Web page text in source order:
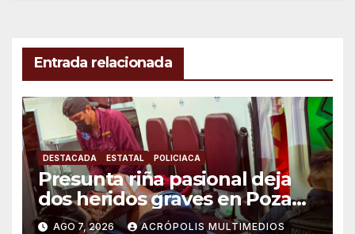
Entrada relacionada
DESTACADA ESTATAL POLICIACA
Presunta riña pasional deja
dos heridos graves en Poza
Rica
AGO 7, 2026 ACRÓPOLIS MULTIMEDIOS